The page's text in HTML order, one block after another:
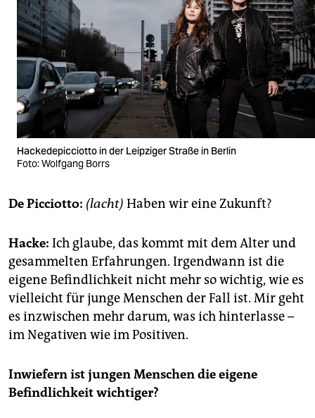
Hackedepicciotto in der Leipziger Straße in Berlin
Foto: Wolfgang Borrs
De Picciotto: (lacht) Haben wir eine Zukunft?
Hacke: Ich glaube, das kommt mit dem Alter und
gesammelten Erfahrungen. Irgendwann ist die
eigene Befindlichkeit nicht mehr so wichtig, wie es
vielleicht für junge Menschen der Fall ist. Mir geht
es inzwischen mehr darum, was ich hinterlasse –
im Negativen wie im Positiven.
Inwiefern ist jungen Menschen die eigene
Befindlichkeit wichtiger?